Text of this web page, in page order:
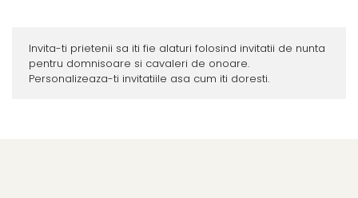
Invita-ti prietenii sa iti fie alaturi folosind invitatii de nunta
pentru domnisoare si cavaleri de onoare.
Personalizeaza-ti invitatiile asa cum iti doresti.